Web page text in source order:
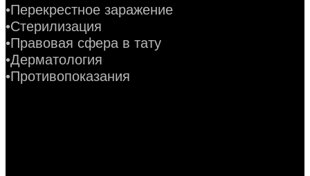
•Перекрестное заражение
•Стерилизация
•Правовая сфера в тату
•Дерматология
•Противопоказания